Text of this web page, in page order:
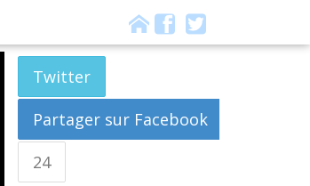
Twitter
Partager sur Facebook
24